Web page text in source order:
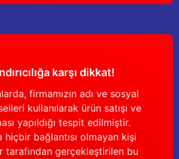
karşı dikkat!
firmamızın adı ve sosyal
kullanılarak ürün satışı ve
yapıldığı tespit edilmiştir.
hiçbir bağlantısı olmayan kişi
tarafından gerçekleştirilen bu